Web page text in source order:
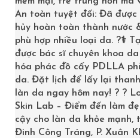
An toàn tuyệt đối: Đã được
hủy hoàn toàn thành nước
phù hợp nhiều loại da. ?‍⚕️
được bác sĩ chuyên khoa
hóa phác đồ cấy PDLLA
da. Đặt lịch để lấy lại
làn da ngay hôm nay! ? ?
Skin Lab – Điểm đến làm
cậy cho làn da khỏe mạnh,
Đinh Công Tráng, P. Xuân